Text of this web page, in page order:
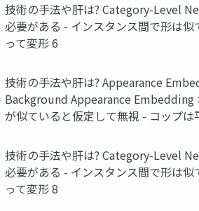
技術の手法や肝は? Category-Level
必要がある - インスタンス間で形は
って変形 6
技術の手法や肝は? Appearance
Background Appearance
が似ていると仮定して無視 - コップ
技術の手法や肝は? Category-Level
必要がある - インスタンス間で形は
って変形 8